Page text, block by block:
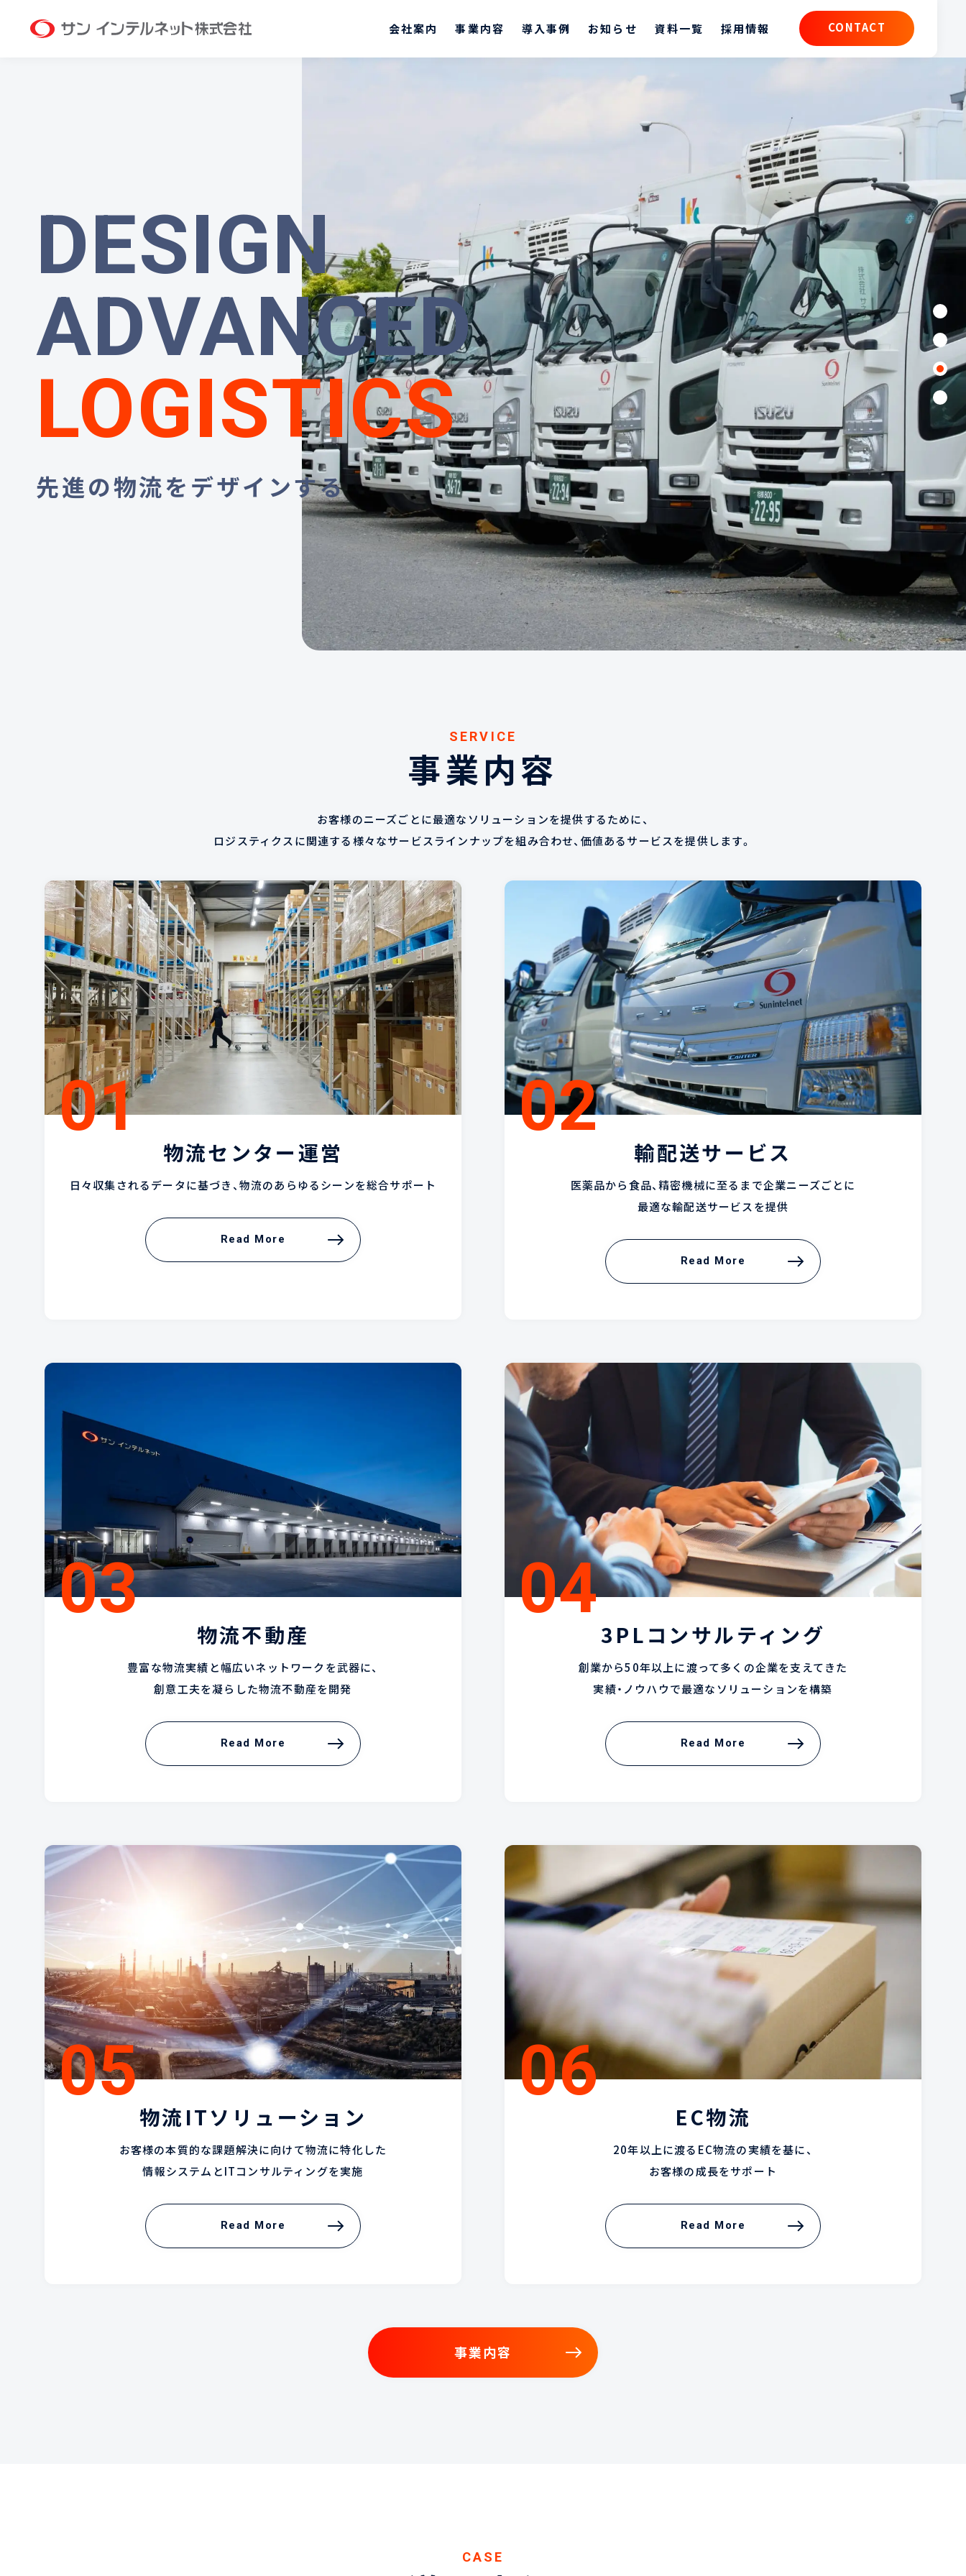
サン インテルネット株式会社
会社案内 事業内容 導入事例 お知らせ 資料一覧 採用情報 CONTACT
DESIGN
ADVANCED
LOGISTICS
先進の物流をデザインする
SERVICE
事業内容
お客様のニーズごとに最適なソリューションを提供するために、
ロジスティクスに関連する様々なサービスラインナップを組み合わせ、価値あるサービスを提供します。
物流センター運営
日々収集されるデータに基づき、物流のあらゆるシーンを総合サポート
Read More
輸配送サービス
医薬品から食品、精密機械に至るまで企業ニーズごとに
最適な輸配送サービスを提供
Read More
物流不動産
豊富な物流実績と幅広いネットワークを武器に、
創意工夫を凝らした物流不動産を開発
Read More
3PLコンサルティング
創業から50年以上に渡って多くの企業を支えてきた
実績・ノウハウで最適なソリューションを構築
Read More
物流ITソリューション
お客様の本質的な課題解決に向けて物流に特化した
情報システムとITコンサルティングを実施
Read More
EC物流
20年以上に渡るEC物流の実績を基に、
お客様の成長をサポート
Read More
事業内容
CASE